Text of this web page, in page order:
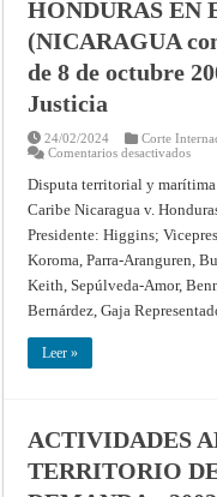
DE
–
de
16
de
julio
HONDURAS EN
(NICARAGUA
de 8 de octubre
Justicia
24/02/2024
Corte
Comentarios desactivadosen
Y
Y
EN
EL
8
Disputa territorial y
Caribe Nicaragua v.
Presidente: Higgins;
Koroma, Parra-Aranguren,
Keith, Sepúlveda-Amor,
Bernárdez, Gaja
Leer »
ACTIVIDADES
TERRITORIO